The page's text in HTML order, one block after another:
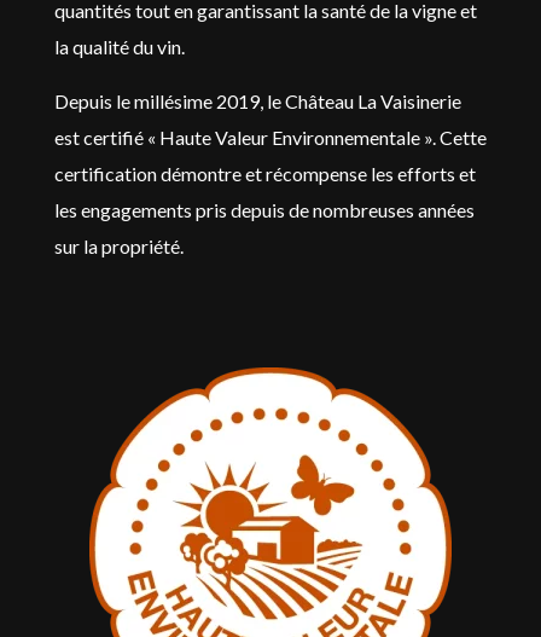
quantités tout en garantissant la santé de la vigne et
la qualité du vin.
Depuis le millésime 2019, le Château La Vaisinerie
est certifié « Haute Valeur Environnementale ». Cette
certification démontre et récompense les efforts et
les engagements pris depuis de nombreuses années
sur la propriété.